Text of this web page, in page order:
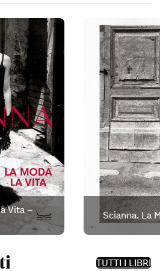
Vita –
Scianna. La
TUTTI I LIBRI